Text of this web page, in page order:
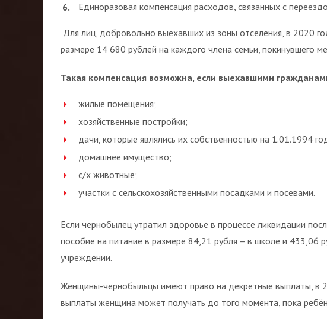
Единоразовая компенсация расходов, связанных с
Для лиц, добровольно выехавших из зоны отселения, в 2020
размере 14 680 рублей на каждого члена семьи, покинувшего
Такая компенсация возможна, если выехавшими
жилые помещения;
хозяйственные постройки;
дачи, которые являлись их собственностью на 1.01.1994
домашнее имущество;
с/х животные;
участки с сельскохозяйственными посадками и посевами.
Если чернобылец утратил здоровье в процессе ликвидации
пособие на питание в размере 84,21 рубля – в школе и 433,06
учреждении.
Женщины-чернобыльцы имеют право на декретные выплаты, в
выплаты женщина может получать до того момента, пока